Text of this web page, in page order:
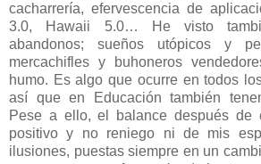
cacharrería, efervescencia de
3.0, Hawaii 5.0… He visto
abandonos; sueños utópicos y
mercachifles y buhoneros
humo. Es algo que ocurre en todos
así que en Educación también
Pese a ello, el balance después de
positivo y no reniego ni de mis
ilusiones, puestas siempre en un